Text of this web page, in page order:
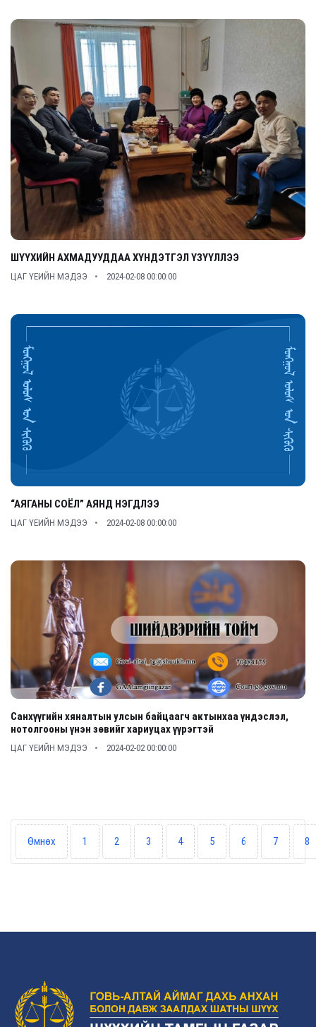
ШҮҮХИЙН АХМАДУУДДАА ХҮНДЭТГЭЛ ҮЗҮҮЛЛЭЭ
ЦАГ ҮЕИЙН МЭДЭЭ 2024-02-08 00:00:00
“АЯГАНЫ СОЁЛ” АЯНД НЭГДЛЭЭ
ЦАГ ҮЕИЙН МЭДЭЭ 2024-02-08 00:00:00
Санхүүгийн хяналтын улсын байцаагч актынхаа үндэслэл,
нотолгооны үнэн зөвийг хариуцах үүрэгтэй
ЦАГ ҮЕИЙН МЭДЭЭ 2024-02-02 00:00:00
Өмнөх 1 2 3 4 5 6 7 8